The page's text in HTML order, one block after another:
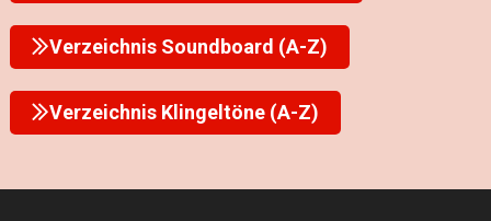
Verzeichnis Soundboard (A-Z)
Verzeichnis Klingeltöne (A-Z)